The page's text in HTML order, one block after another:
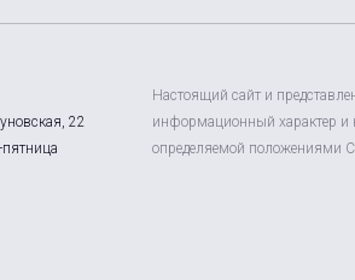
22
Настоящий сайт и
информационный характер и
определяемой положениями